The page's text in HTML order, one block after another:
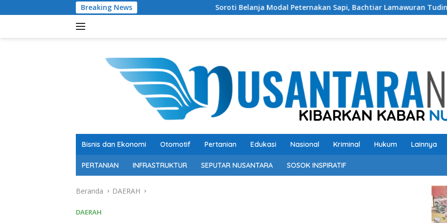
ke
Breaking News Soroti Belanja Modal Peternakan Sapi, Bachtiar Lamawuran Tuding Pemda Flotim
Bisnis dan Ekonomi Otomotif Pertanian Edukasi Nasional Kriminal Hukum Lainnya
PERTANIAN INFRASTRUKTUR SEPUTAR NUSANTARA SOSOK INSPIRATIF
Beranda DAERAH
DAERAH